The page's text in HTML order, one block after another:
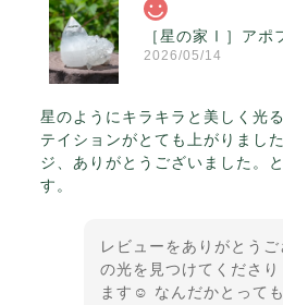
2026/05/14
星のようにキラキラと美しく光
テイションがとても上がりまし
ジ、ありがとうございました。
す。
レビューをありがとう
の光を見つけてくださ
ます☺️ なんだかとって